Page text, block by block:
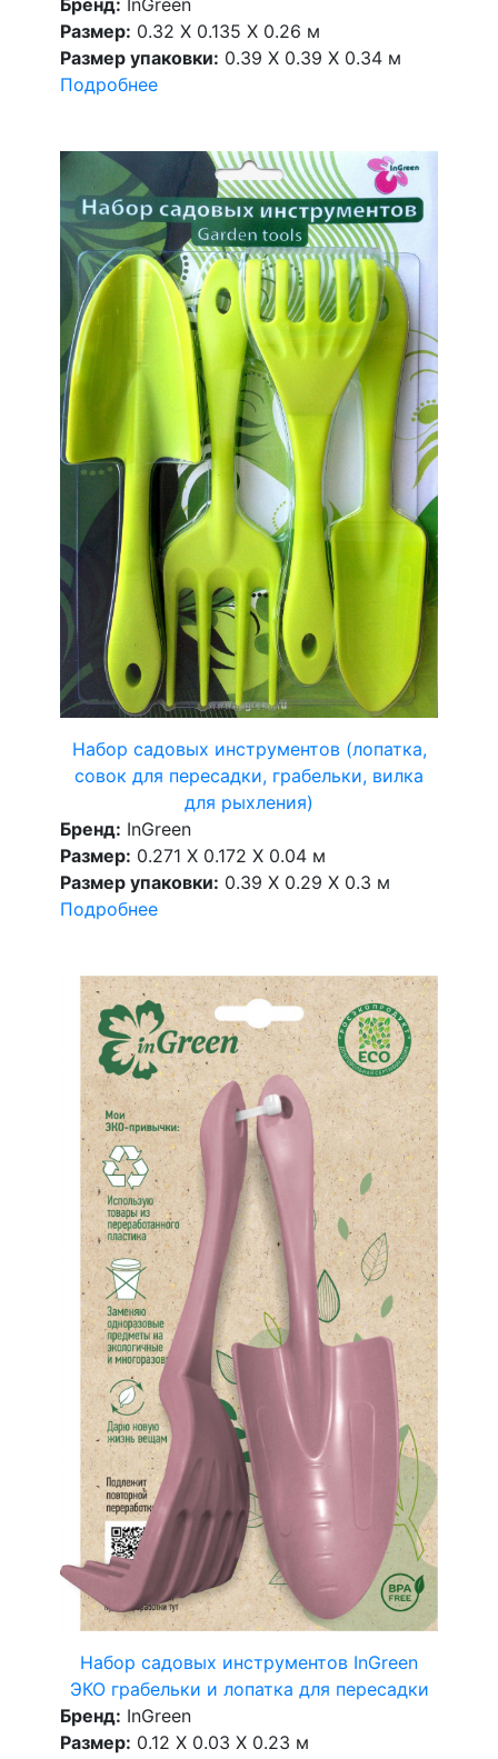
Размер: 0.32 X 0.135 X 0.26 м
Размер упаковки: 0.39 X 0.39 X 0.34 м
Подробнее
Набор садовых инструментов (лопатка,
совок для пересадки, грабельки, вилка
для рыхления)
Бренд: InGreen
Размер: 0.271 X 0.172 X 0.04 м
Размер упаковки: 0.39 X 0.29 X 0.3 м
Подробнее
Набор садовых инструментов InGreen
ЭКО грабельки и лопатка для пересадки
Бренд: InGreen
Размер: 0.12 X 0.03 X 0.23 м